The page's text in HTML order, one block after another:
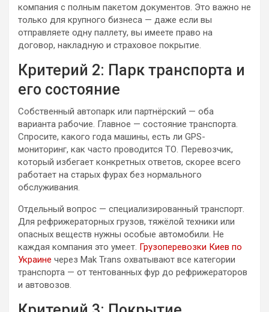
компания с полным пакетом документов. Это важно не
только для крупного бизнеса — даже если вы
отправляете одну паллету, вы имеете право на
договор, накладную и страховое покрытие.
Критерий 2: Парк транспорта и
его состояние
Собственный автопарк или партнёрский — оба
варианта рабочие. Главное — состояние транспорта.
Спросите, какого года машины, есть ли GPS-
мониторинг, как часто проводится ТО. Перевозчик,
который избегает конкретных ответов, скорее всего
работает на старых фурах без нормального
обслуживания.
Отдельный вопрос — специализированный транспорт.
Для рефрижераторных грузов, тяжёлой техники или
опасных веществ нужны особые автомобили. Не
каждая компания это умеет. Грузоперевозки Киев по
Украине через Mak Trans охватывают все категории
транспорта — от тентованных фур до рефрижераторов
и автовозов.